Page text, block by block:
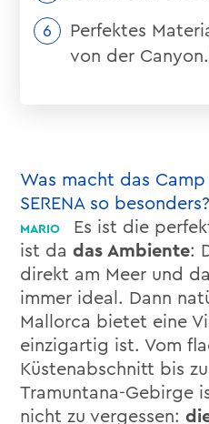
Perfektes
von der
Was macht das Camp
SERENA so besonders?
Es ist die
ist dadas Ambiente:
direkt am Meer und
immer ideal. Dann
Mallorca bietet eine
einzigartig ist. Vom
Küstenabschnitt bis
Tramuntana-Gebirge
nicht zu vergessen: